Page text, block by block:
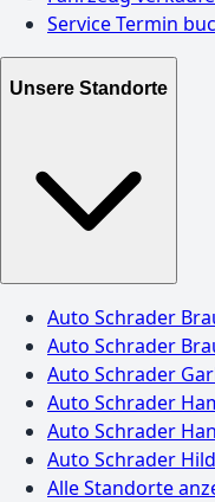
Service Termin
Unsere Standorte
Auto Schrader
Auto Schrader
Auto Schrader
Auto Schrader
Auto Schrader
Auto Schrader
Alle Standorte